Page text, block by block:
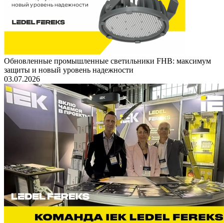
Обновленные промышленные светильники FHB: максимум
защиты и новый уровень надежности
03.07.2026